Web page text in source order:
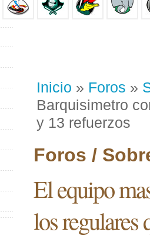
Inicio » Foros »
Barquisimetro
y 13 refuerzos
Foros /
El equipo
los regulares